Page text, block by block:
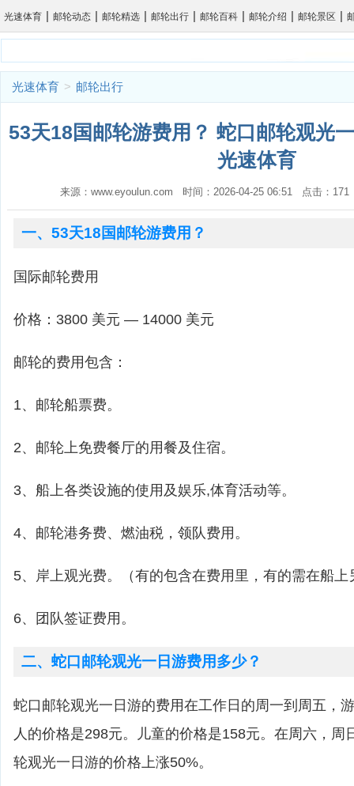
光速体育 | 邮轮动态 | 邮轮精选 | 邮轮出行 | 邮轮百科 | 邮轮介绍 | 邮轮景区 |
光速体育 > 邮轮出行
53天18国邮轮游费用？ 蛇口邮轮观光
光速体育
来源：www.eyoulun.com 时间：2026-04-25 06:51 点击：
一、53天18国邮轮游费用？
国际邮轮费用
价格：3800 美元 — 14000 美元
邮轮的费用包含：
1、邮轮船票费。
2、邮轮上免费餐厅的用餐及住宿。
3、船上各类设施的使用及娱乐,体育活动等。
4、邮轮港务费、燃油税，领队费用。
5、岸上观光费。（有的包含在费用里，有的需在船上
6、团队签证费用。
二、蛇口邮轮观光一日游费用多少？
蛇口邮轮观光一日游的费用在工作日的周一到周五，
人的价格是298元。儿童的价格是158元。在周六，周
轮观光一日游的价格上涨50%。